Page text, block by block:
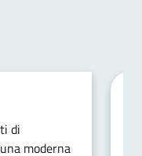
di
moderna